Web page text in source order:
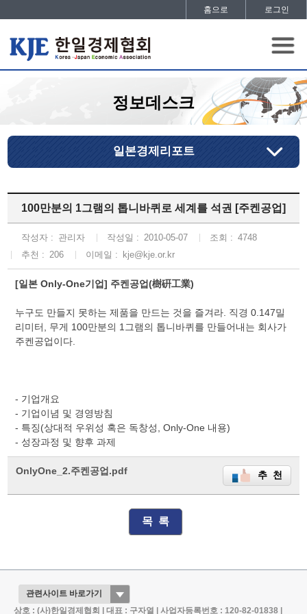
홈으로 로그인
정보데스크
일본경제리포트
100만분의 1그램의 톱니바퀴로 세계를 석권 [주켄공업]
작성자 : 관리자 작성일 : 2010-05-07 조회 : 4748
추천 : 206 이메일 : kje@kje.or.kr
[일본 Only-One기업] 주켄공업(樹硏工業)
누구도 만들지 못하는 제품을 만드는 것을 즐겨라. 직경 0.147밀
리미터, 무게 100만분의 1그램의 톱니바퀴를 만들어내는 회사가
주켄공업이다.
- 기업개요
- 기업이념 및 경영방침
- 특징(상대적 우위성 혹은 독창성, Only-One 내용)
- 성장과정 및 향후 과제
OnlyOne_2.주켄공업.pdf 추 천
목 록
상호 : (사)한일경제협회 | 대표 : 구자열 | 사업자등록번호 : 120-82-01838 |